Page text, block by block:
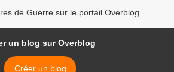
de Guerre sur le portail Overblog
un blog sur Overblog
Créer un blog